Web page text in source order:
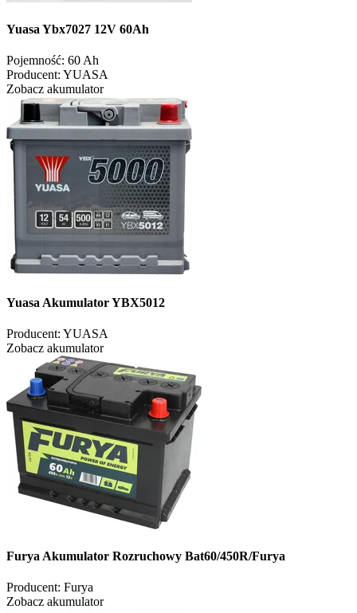
Yuasa Ybx7027 12V 60Ah
Pojemność: 60 Ah
Producent: YUASA
Zobacz akumulator
Yuasa Akumulator YBX5012
Producent: YUASA
Zobacz akumulator
Furya Akumulator Rozruchowy Bat60/450R/Furya
Producent: Furya
Zobacz akumulator